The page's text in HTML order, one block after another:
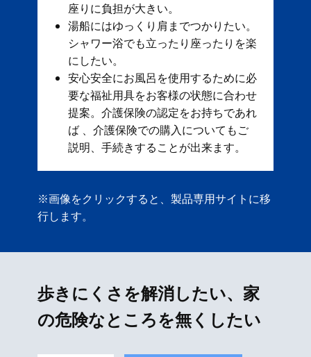
座りに負担が大きい。
湯船にはゆっくり肩までつかりたい。
シャワー浴でも立ったり座ったりを楽
にしたい。
安心安全にお風呂を使用するために必
要な福祉用具をお客様の状態に合わせ
提案。 ​ 介護保険の認定をお持ちであれ
ば 、介護保険での購入についてもご
説明、手続きすることが出来ます。
※画像をクリックすると、製品専用サイトに移
行します。
歩きにくさを解消したい、家
の危険なところを無くしたい